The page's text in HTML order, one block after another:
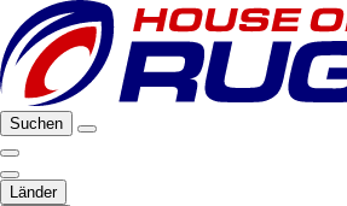
Suchen
Länder